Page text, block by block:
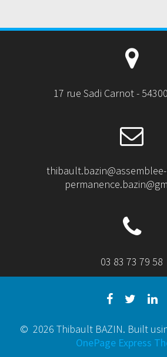
17 rue Sadi Carnot -
03 83 73 79 58
© 2026 Thibault BAZIN. Built
OnePage Express